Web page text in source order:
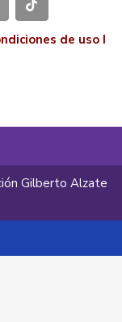
de uso I
Gilberto Alzate